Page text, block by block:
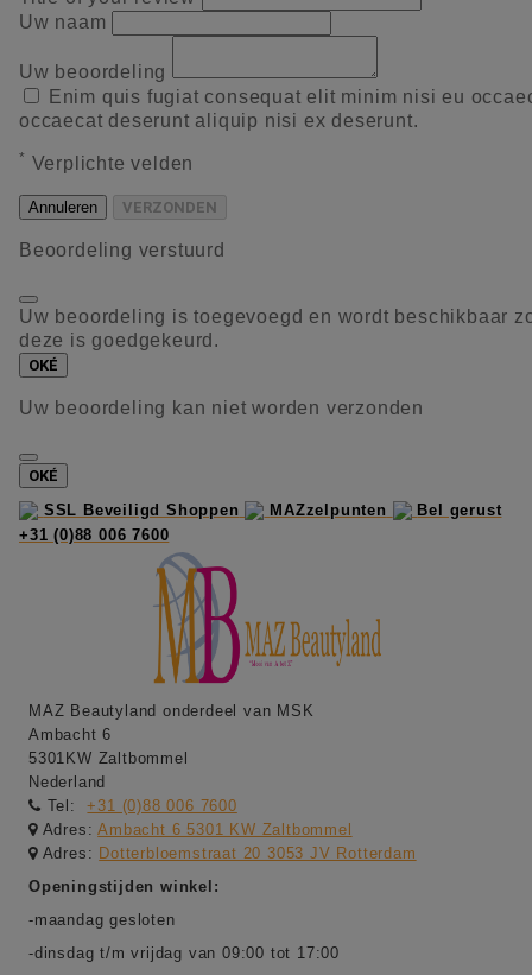
Uw naam
Uw beoordeling
Enim quis fugiat consequat elit minim nisi eu
occaecat deserunt aliquip nisi ex deserunt.
* Verplichte velden
Annuleren VERZONDEN
Beoordeling verstuurd
Uw beoordeling is toegevoegd en wordt beschikbaar
deze is goedgekeurd.
OKÉ
Uw beoordeling kan niet worden verzonden
OKÉ
SSL Beveiligd Shoppen
MAZzelpunten
Bel gerust
+31 (0)88 006 7600
MAZ Beautyland onderdeel van MSK
Ambacht 6
5301KW Zaltbommel
Nederland
Tel:
+31 (0)88 006 7600
Adres:Ambacht 6 5301 KW Zaltbommel
Adres: Dotterbloemstraat 20 3053 JV Rotterdam
Openingstijden winkel:
-maandag gesloten
-dinsdag t/m vrijdag van 09:00 tot 17:00